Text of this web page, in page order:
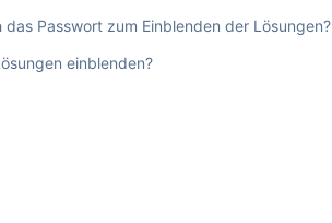
das Passwort zum Einblenden der Lösungen?
einblenden?